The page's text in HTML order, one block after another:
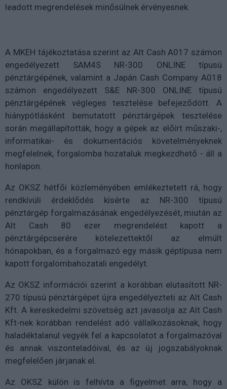
leadott megrendelések minősülnek érvényesnek.
A MKEH tájékoztatása szerint az Alt Cash A017 számon
engedélyezett SAM4S NR-300 ONLINE típusú
pénztárgépének, valamint a Japán Cash Company A018
számon engedélyezett S&E NR-300 ONLINE típusú
pénztárgépének végleges tesztelése befejeződött. A
hiánypótlásként bemutatott pénztárgépek tesztelése
során megállapították, hogy a gépek az előírt műszaki-,
informatikai- és dokumentációs követelményeknek
megfelelnek, forgalomba hozataluk megkezdhető - áll a
honlapon.
Az OKSZ hétfői közleményében emlékeztetett rá, hogy
rendkívüli érdeklődés kísérte az NR-300 típusú
pénztárgép forgalmazásának engedélyezését, miután az
Alt Cash 80 ezer megrendelést kapott a
pénztárgépcserére kötelezettektől az elmúlt
hónapokban, és a forgalmazó egy másik géptípusa nem
kapott forgalombahozatali engedélyt.
Az OKSZ információi szerint a korábban elutasított NR-
270 típusú pénztárgépet újra engedélyezteti az Alt Cash
Kft. A kereskedelmi szövetség azt javasolja az Alt Cash
Kft-nek korábban rendelést adó vállalkozásoknak, hogy
haladéktalanul vegyék fel a kapcsolatot a forgalmazóval
és annak viszonteladóival, és az új jogszabályoknak
megfelelően járjanak el.
Az OKSZ külön is felhívta a figyelmet arra, hogy a